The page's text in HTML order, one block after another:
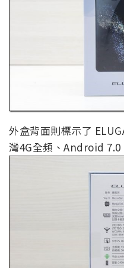
外盒背面則標示了
灣4G全頻、Android 7.0